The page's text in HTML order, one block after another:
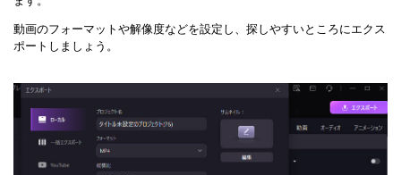
動画のフォーマットや解像度などを設定し、探しやすいところにエクス
ポートしましょう。